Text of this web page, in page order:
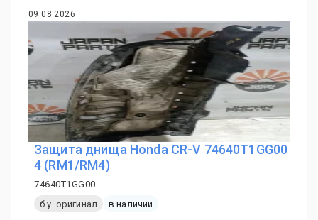
09.08.2026
Защита днища Honda CR-V 74640T1GG00
4 (RM1/RM4)
74640T1GG00
б.у. оригинал
в наличии